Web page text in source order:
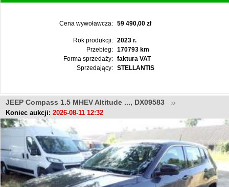
Cena wywoławcza: 59 490,00 zł
Rok produkcji:
2023 r.
Przebieg:
170793 km
Forma sprzedaży:
faktura VAT
Sprzedający:
STELLANTIS
JEEP Compass 1.5 MHEV Altitude ..., DX09583
Koniec aukcji: 2026-08-11 12:32